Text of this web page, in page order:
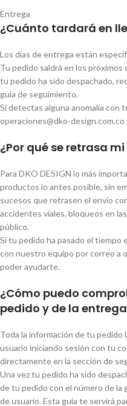
Entrega
¿Cuánto tardará en
Los días de entrega están
Tu pedido saldrá en los
tu pedido ha sido despachado,
guía de seguimiento.
Si detectas alguna anomalía con
operaciones@dko-
¿Por qué se retrasa
Para DKO DESIGN lo más
productos lo antes posible, sin
sucesos que retrasen el envío
accidentes viales, bloqueos en
público.
Si tu pedido ha pasado el tiempo
con nuestro equipo por correo a
poder ayudarte.
¿Cómo puedo
pedido y de la
Toda la información de tu
usuario iniciando sesión con tu
directamente en la sección de
Una vez tu pedido ha sido
de tu pedido con el número de la
de usuario. Esta guía te servirá